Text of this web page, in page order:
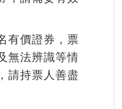
有價證券，票
無法辨識等情
請持票人善盡